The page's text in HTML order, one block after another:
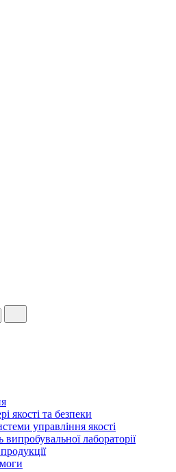
якості та безпеки
управління якості
випробувальної лабораторії